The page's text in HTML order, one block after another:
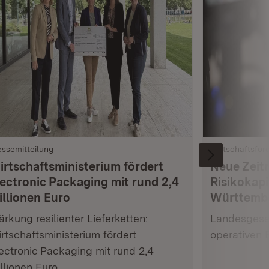
fördert
Packaging mit rund 2,4
Euro
resilienter Lieferketten:
fördert
Packaging mit rund 2,4
Neue
operativen